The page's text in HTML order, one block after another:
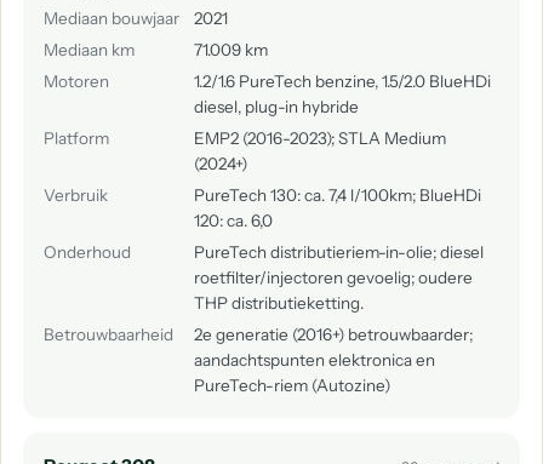
Mediaan bouwjaar
2021
Mediaan km
71.009 km
Motoren
1.2/1.6 PureTech benzine, 1.5/2.0 BlueHDi
diesel, plug-in hybride
Platform
EMP2 (2016-2023); STLA Medium
(2024+)
Verbruik
PureTech 130: ca. 7,4 l/100km; BlueHDi
120: ca. 6,0
Onderhoud
PureTech distributieriem-in-olie; diesel
roetfilter/injectoren gevoelig; oudere
THP distributieketting.
Betrouwbaarheid
2e generatie (2016+) betrouwbaarder;
aandachtspunten elektronica en
PureTech-riem (Autozine)